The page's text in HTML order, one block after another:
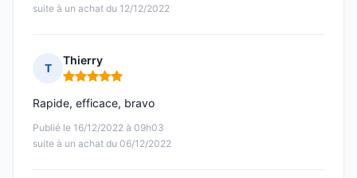
suite à un achat du 12/12/2022
T
Thierry
Note : 5 sur 5
Publié le 16/12/2022 à 09h03
suite à un achat du 06/12/2022
Rapide, efficace, bravo